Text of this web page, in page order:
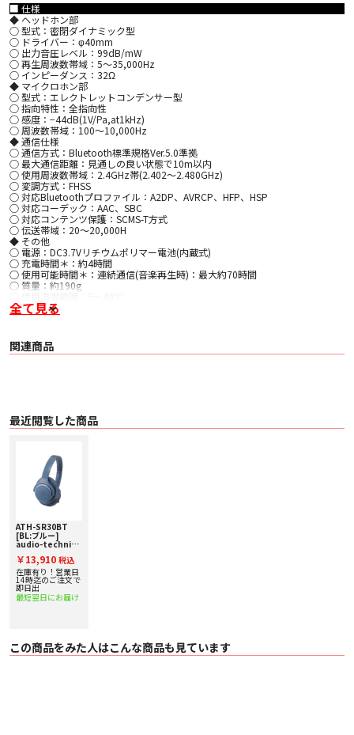
■ 仕様
◆ ヘッドホン部
○ 型式：密閉ダイナミック型
○ ドライバー：φ40mm
○ 出力音圧レベル：99dB/mW
○ 再生周波数帯域：5～35,000Hz
○ インピーダンス：32Ω
◆ マイクロホン部
○ 型式：エレクトレットコンデンサー型
○ 指向特性：全指向性
○ 感度：−44dB(1V/Pa,at1kHz)
○ 周波数帯域：100～10,000Hz
◆ 通信仕様
○ 通信方式：Bluetooth標準規格Ver.5.0準拠
○ 最大通信距離：見通しの良い状態で10m以内
○ 使用周波数帯域：2.4GHz帯(2.402～2.480GHz)
○ 変調方式：FHSS
○ 対応Bluetoothプロファイル：A2DP、AVRCP、HFP、HSP
○ 対応コーデック：AAC、SBC
○ 対応コンテンツ保護：SCMS-T方式
○ 伝送帯域：20～20,000H
◆ その他
○ 電源：DC3.7Vリチウムポリマー電池(内蔵式)
○ 充電時間＊：約4時間
○ 使用可能時間＊：連続通信(音楽再生時)：最大約70時間
○ 質量：約190g
＊使用条件により異なります。
○ 付属品：30cm 充電用USBケーブル(USB Type-A/Micro USB Type-B)
全て見る
関連商品
最近閲覧した商品
ATH-SR30BT
[BL:ブルー]
audio-technica
カ] ワイヤレスヘ
ッドホン
￥13,910 税込
在庫有り！営業日
14時迄のご注文で
即日出
最短翌日にお届け
この商品をみた人はこんな商品も見ています